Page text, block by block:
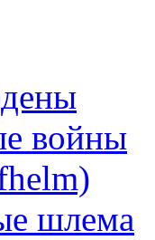
войны
шлема